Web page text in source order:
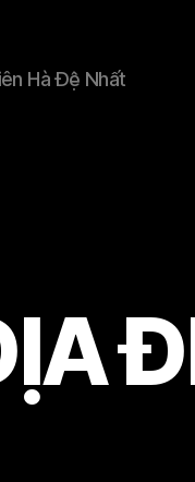
Hà Đệ Nhất